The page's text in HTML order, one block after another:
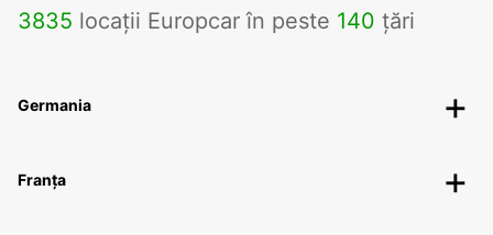
3835 locații Europcar în peste 140 țări
Germania
Franța